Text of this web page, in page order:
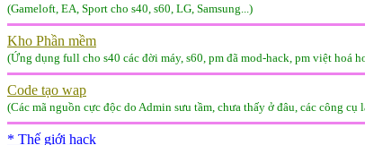
(Gameloft, EA, Sport cho s40, s60, LG, Samsung...)
Kho Phần mềm
(Ứng dụng full cho s40 các đời máy, s60, pm đã mod-hack, pm việt hoá
Code tạo wap
(Các mã nguồn cực độc do Admin sưu tầm, chưa thấy ở đâu, các công cụ
* Thế giới hack